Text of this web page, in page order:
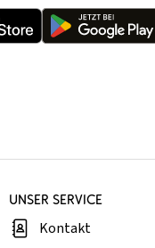
UNSER SERVICE
Kontakt